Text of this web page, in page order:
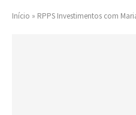
Início » RPPS Investimentos com